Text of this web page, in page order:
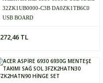
32ZK1UB0000-C3B DA0ZK1TB6C0
USB BOARD
272,46 TL